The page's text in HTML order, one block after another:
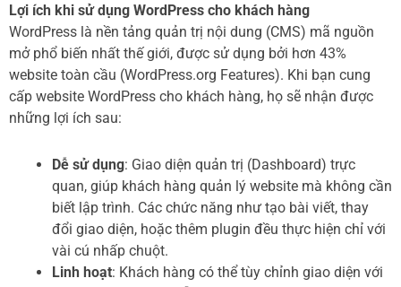
Lợi ích khi sử dụng WordPress cho khách hàng
WordPress là nền tảng quản trị nội dung (CMS) mã nguồn
mở phổ biến nhất thế giới, được sử dụng bởi hơn 43%
website toàn cầu (WordPress.org Features). Khi bạn cung
cấp website WordPress cho khách hàng, họ sẽ nhận được
những lợi ích sau:
Dễ sử dụng: Giao diện quản trị (Dashboard) trực
quan, giúp khách hàng quản lý website mà không cần
biết lập trình. Các chức năng như tạo bài viết, thay
đổi giao diện, hoặc thêm plugin đều thực hiện chỉ với
vài cú nhấp chuột.
Linh hoạt: Khách hàng có thể tùy chỉnh giao diện với